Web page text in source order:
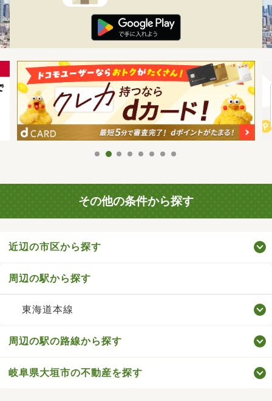
その他の条件から探す
近辺の市区から探す
周辺の駅から探す
東海道本線
周辺の駅の路線から探す
岐阜県大垣市の不動産を探す